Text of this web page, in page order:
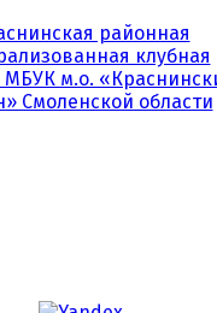
районная
клубная
МБУК м.о.
Смоленской области